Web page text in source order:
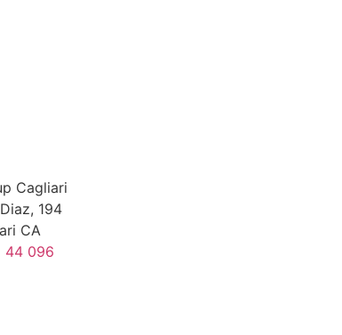
Cagliari
194
CA
44 096